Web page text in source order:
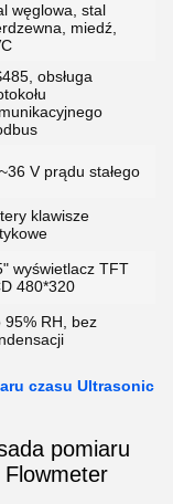
węglowa, stal
miedź,
obsługa
V prądu stałego
klawisze
wyświetlacz TFT
480*320
95% RH, bez
czasu Ultrasonic
pomiaru